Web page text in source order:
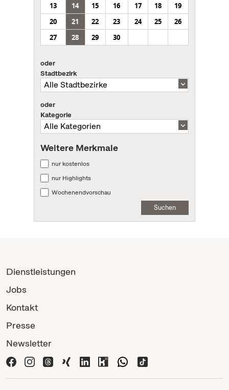
13
14 15 16 17 18
19
20
21 22 23 24 25
26
27
28 29 30
oder
Stadtbezirk
oder
Kategorie
Weitere Merkmale
nur kostenlos
nur Highlights
Wochenendvorschau
Suchen
Dienstleistungen
Jobs
Kontakt
Presse
Newsletter